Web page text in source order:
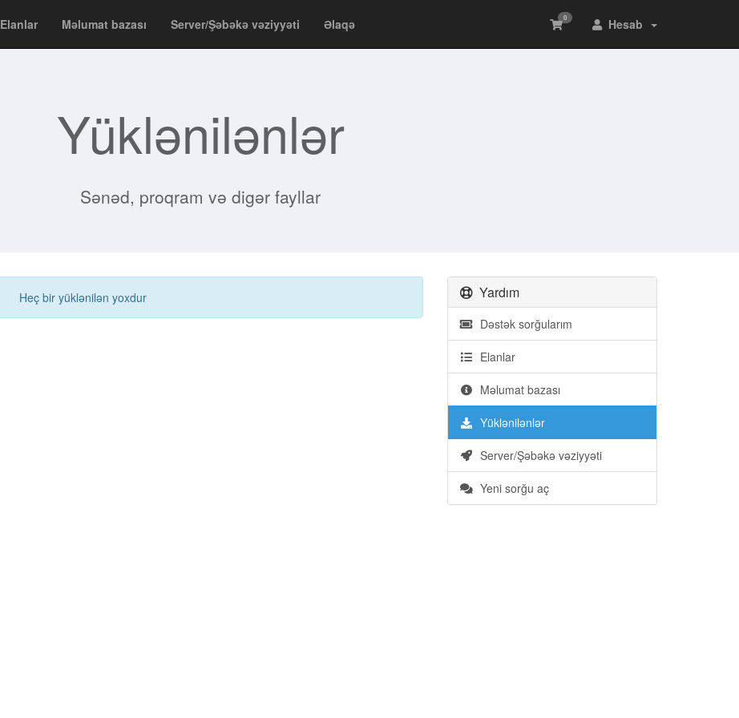
0 Hesab
Elanlar Məlumat bazası Server/Şəbəkə vəziyyəti Əlaqə
Yüklənilənlər
Sənəd, proqram və digər fayllar
Heç bir yüklənilən yoxdur Yardım
Dəstək sorğularım
Elanlar
Məlumat bazası
Yüklənilənlər
Server/Şəbəkə vəziyyəti
Yeni sorğu aç